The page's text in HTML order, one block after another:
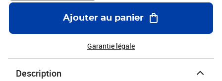
IPX4 Système de couteau de hachage Avec système antiblocage
automatique et interrupteur d'inversion Entonnoir amovible
Poignées des deux côtés pour une bonne prise en main Grandes
roues pour faciliter le transport
Ajouter au panier
Garantie légale
Description